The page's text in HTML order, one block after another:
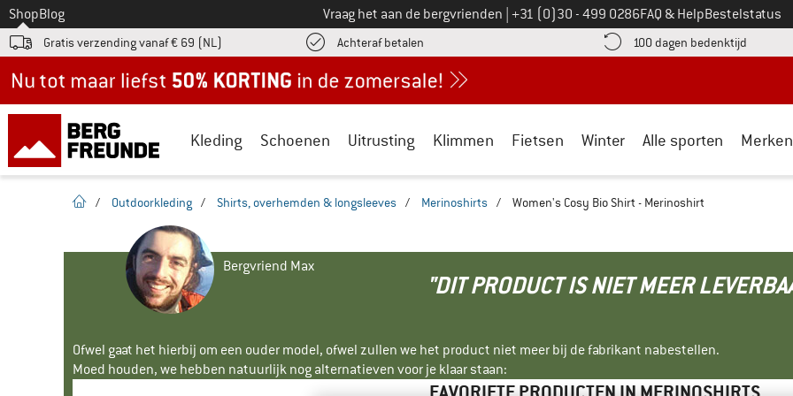
Naar
ShopBlog Vraag het aan de bergvrienden Bel ons op
+31 (0)30 - 499 0286FAQ & HelpBestelstatus
Gratis verzending vanaf € 69 (NL) Achteraf betalen vind de betalingsinformatie hier! Opent in een infovak
100 dagen bedenktijd Vind
Kleding Schoenen Uitrusting Klimmen Fietsen Winter Alle sporten Merken
Startpagina
/ Outdoorkleding / Shirts, overhemden & longsleeves / Merinoshirts / Women's Cosy Bio Shirt - Merinoshirt
Bergvriend Max
"DIT PRODUCT IS NIET MEER
Ofwel gaat het hierbij om een ouder model, ofwel zullen we het product niet meer bij de fabrikant nabestellen.
Moed houden, we hebben natuurlijk nog alternatieven voor je klaar staan: